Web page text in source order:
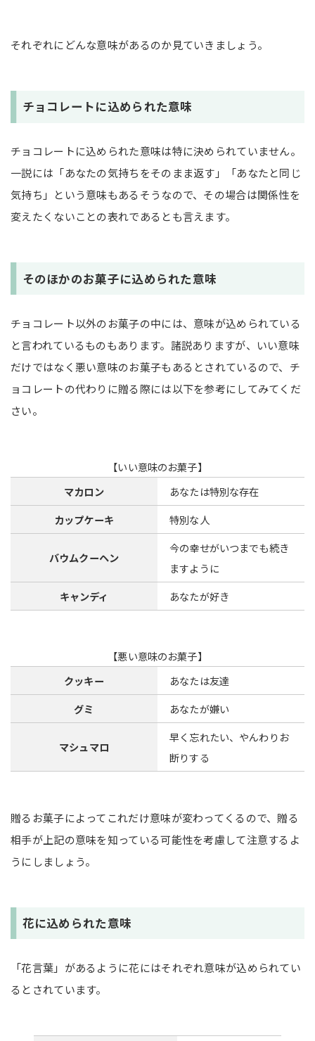
それぞれにどんな意味があるのか見ていきましょう。
チョコレートに込められた意味
チョコレートに込められた意味は特に決められていません。
一説には「あなたの気持ちをそのまま返す」「あなたと同じ
気持ち」という意味もあるそうなので、その場合は関係性を
変えたくないことの表れであるとも言えます。
そのほかのお菓子に込められた意味
チョコレート以外のお菓子の中には、意味が込められている
と言われているものもあります。諸説ありますが、いい意味
だけではなく悪い意味のお菓子もあるとされているので、チ
ョコレートの代わりに贈る際には以下を参考にしてみてくだ
さい。
【いい意味のお菓子】
マカロン
あなたは特別な存在
カップケーキ
特別な人
バウムクーヘン
今の幸せがいつまでも続き
ますように
キャンディ
あなたが好き
【悪い意味のお菓子】
クッキー
あなたは友達
グミ
あなたが嫌い
マシュマロ
早く忘れたい、やんわりお
断りする
贈るお菓子によってこれだけ意味が変わってくるので、贈る
相手が上記の意味を知っている可能性を考慮して注意するよ
うにしましょう。
花に込められた意味
「花言葉」があるように花にはそれぞれ意味が込められてい
るとされています。